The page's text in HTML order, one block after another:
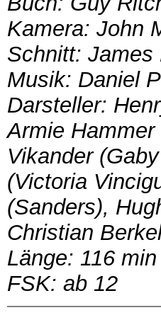
Kamera: John
Schnitt: James
Musik: Daniel
Darsteller:
Armie
Vikander
(Victoria
(Sanders),
Christian
Länge: 116 min
FSK: ab 12